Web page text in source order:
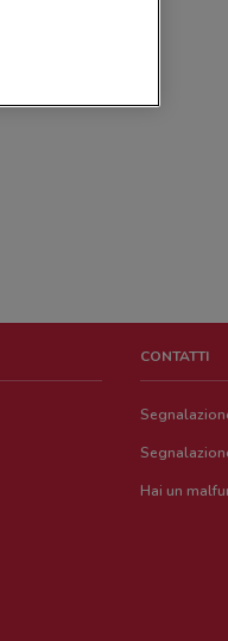
CONTATTI
Hai un